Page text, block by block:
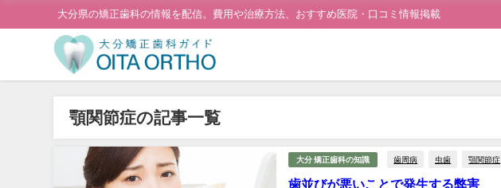
大分県の矯正歯科の情報を配信。費用や治療方法、おすすめ医院・口コミ情報掲載
顎関節症の記事一覧
大分 矯正歯科の知識 歯周病 虫歯 顎関節症
歯並びが悪いことで発生する弊害